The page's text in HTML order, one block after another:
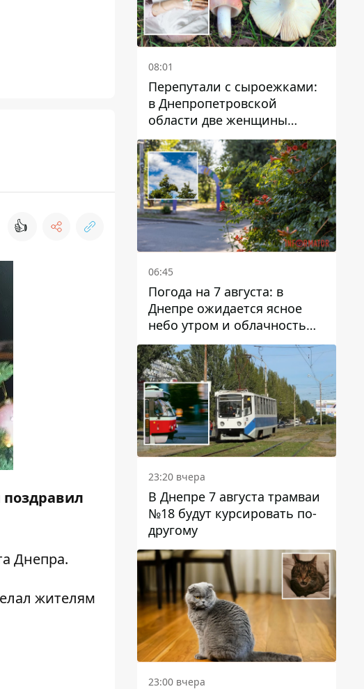
👍
Днепра.
жителям
08:01
Перепутали с сыроежками:
в Днепропетровской
области две женщины
отравились грибами
06:45
Погода на 7 августа: в
Днепре ожидается ясное
небо утром и облачность
после обеда
23:20 вчера
В Днепре 7 августа трамваи
№18 будут курсировать по-
другому
23:00 вчера